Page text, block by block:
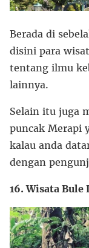
Berada di
disini para
tentang ilmu
lainnya.
Selain itu juga
puncak Merapi
kalau anda
dengan
16. Wisata Bule